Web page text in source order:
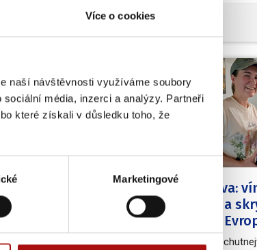
Více o cookies
naší návštěvnosti využíváme soubory
média, inzerci a analýzy. Partneři
které získali v důsledku toho, že
Marketingové
Tourism Innovation
20. 7. 2026
Kouzelná Morava:
barokní zámky a
poklad střední
Užijte si skvělá vína,